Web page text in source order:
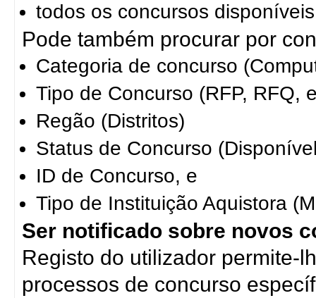
todos os concursos
Pode também procurar por
Categoria de concurso
Tipo de Concurso (RFP, RFQ,
Regão (Distritos)
Status de Concurso
ID de Concurso, e
Tipo de Instituição Aquistora
Ser notificado sobre novos
Registo do utilizador permite-
processos de concurso